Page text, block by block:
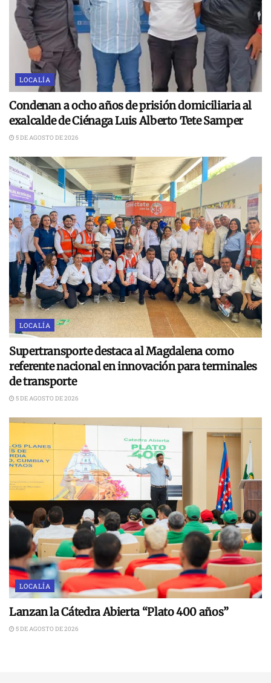
LOCALÍA
Condenan a ocho años de prisión domiciliaria al
exalcalde de Ciénaga Luis Alberto Tete Samper
5 DE AGOSTO DE 2026
LOCALÍA
Supertransporte destaca al Magdalena como
referente nacional en innovación para terminales
de transporte
5 DE AGOSTO DE 2026
LOCALÍA
Lanzan la Cátedra Abierta “Plato 400 años”
5 DE AGOSTO DE 2026